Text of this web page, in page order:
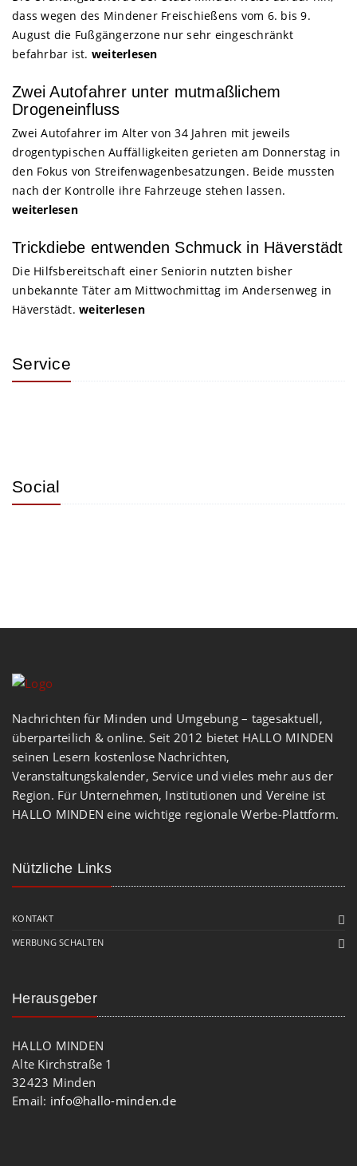
dass wegen des Mindener Freischießens vom 6. bis 9.
August die Fußgängerzone nur sehr eingeschränkt
befahrbar ist. weiterlesen
Zwei Autofahrer unter mutmaßlichem
Drogeneinfluss
Zwei Autofahrer im Alter von 34 Jahren mit jeweils
drogentypischen Auffälligkeiten gerieten am Donnerstag in
den Fokus von Streifenwagenbesatzungen. Beide mussten
nach der Kontrolle ihre Fahrzeuge stehen lassen.
weiterlesen
Trickdiebe entwenden Schmuck in Häverstädt
Die Hilfsbereitschaft einer Seniorin nutzten bisher
unbekannte Täter am Mittwochmittag im Andersenweg in
Häverstädt. weiterlesen
Service
Social
Nachrichten für Minden und Umgebung – tagesaktuell,
überparteilich & online. Seit 2012 bietet HALLO MINDEN
seinen Lesern kostenlose Nachrichten,
Veranstaltungskalender, Service und vieles mehr aus der
Region. Für Unternehmen, Institutionen und Vereine ist
HALLO MINDEN eine wichtige regionale Werbe-Plattform.
Nützliche Links
KONTAKT
WERBUNG SCHALTEN
Herausgeber
HALLO MINDEN
Alte Kirchstraße 1
32423 Minden
Email: info@hallo-minden.de